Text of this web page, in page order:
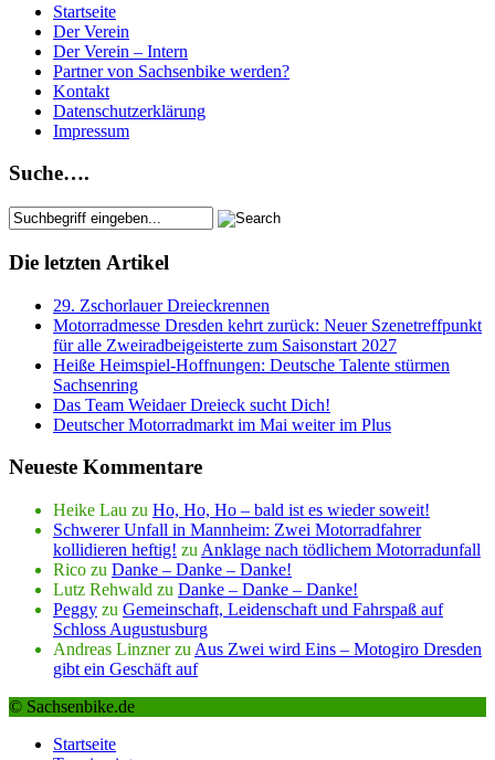
Startseite
Der Verein
Der Verein – Intern
Partner von Sachsenbike werden?
Kontakt
Datenschutzerklärung
Impressum
Suche….
Die letzten Artikel
29. Zschorlauer Dreieckrennen
Motorradmesse Dresden kehrt zurück: Neuer Szenetreffpunkt
für alle Zweiradbeigeisterte zum Saisonstart 2027
Heiße Heimspiel-Hoffnungen: Deutsche Talente stürmen
Sachsenring
Das Team Weidaer Dreieck sucht Dich!
Deutscher Motorradmarkt im Mai weiter im Plus
Neueste Kommentare
Heike Lau zu Ho, Ho, Ho – bald ist es wieder soweit!
Schwerer Unfall in Mannheim: Zwei Motorradfahrer
kollidieren heftig! zu Anklage nach tödlichem Motorradunfall
Rico zu Danke – Danke – Danke!
Lutz Rehwald zu Danke – Danke – Danke!
Peggy zu Gemeinschaft, Leidenschaft und Fahrspaß auf
Schloss Augustusburg
Andreas Linznerzu Aus Zwei wird Eins – Motogiro Dresden
gibt ein Geschäft auf
© Sachsenbike.de
Startseite